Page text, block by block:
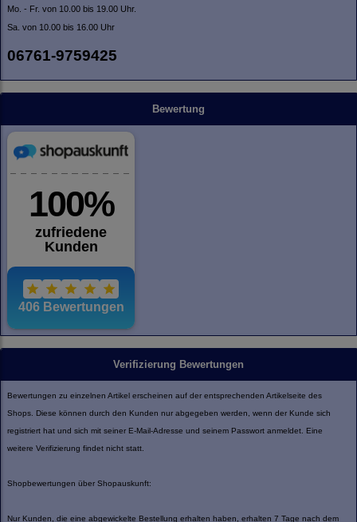
Mo. - Fr. von 10.00 bis 19.00 Uhr.
Sa. von 10.00 bis 16.00 Uhr
06761-9759425
Bewertung
Verifizierung Bewertungen
Bewertungen zu einzelnen Artikel erscheinen auf der entsprechenden Artikelseite des
Shops. Diese können durch den Kunden nur abgegeben werden, wenn der Kunde sich
registriert hat und sich mit seiner E-Mail-Adresse und seinem Passwort anmeldet. Eine
weitere Verifizierung findet nicht statt.
Shopbewertungen über Shopauskunft:
Nur Kunden, die eine abgewickelte Bestellung erhalten haben, erhalten 7 Tage nach dem